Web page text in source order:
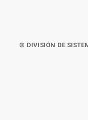
© DIVISIÓN DE